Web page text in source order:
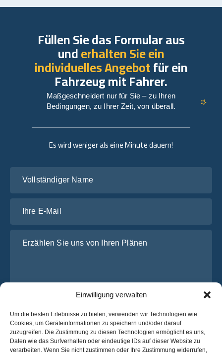
Einwilligung verwalten
Um die besten Erlebnisse zu bieten, verwenden wir Technologien wie
Cookies, um Geräteinformationen zu speichern und/oder darauf
zuzugreifen. Die Zustimmung zu diesen Technologien ermöglicht es uns,
Daten wie das Surfverhalten oder eindeutige IDs auf dieser Website zu
verarbeiten. Wenn Sie nicht zustimmen oder Ihre Zustimmung widerrufen,
Es wird weniger als eine Minute dauern!
Ich habe dieDatenschutz-Bestimmungenvon OsaBus
gelesen und stimme ihnen zu.
Füllen Sie das Formular aus
underhalten Sie ein
individuelles Angebotfür ein
Fahrzeug mit Fahrer.
Maßgeschneidert nur für Sie – zu Ihren
Bedingungen, zu Ihrer Zeit, von überall.